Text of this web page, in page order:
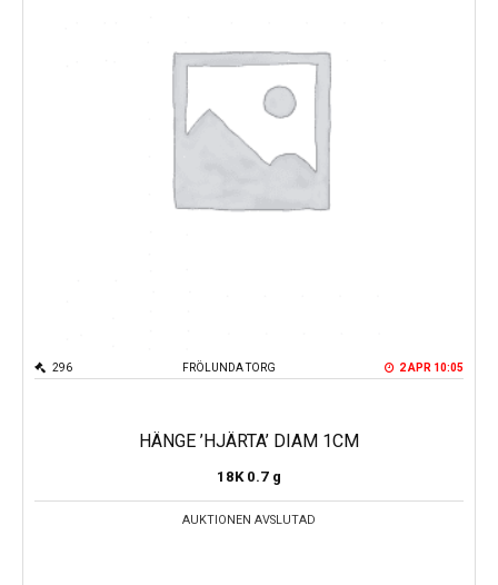
FRÖLUNDA TORG
296 2 APR 10:05
HÄNGE ’HJÄRTA’ DIAM 1CM
18K 0.7 g
AUKTIONEN AVSLUTAD